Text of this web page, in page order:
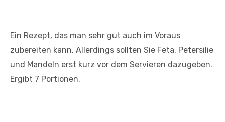
Ein Rezept, das man sehr gut auch im Voraus
zubereiten kann. Allerdings sollten Sie Feta, Petersilie
und Mandeln erst kurz vor dem Servieren dazugeben.
Ergibt 7 Portionen.